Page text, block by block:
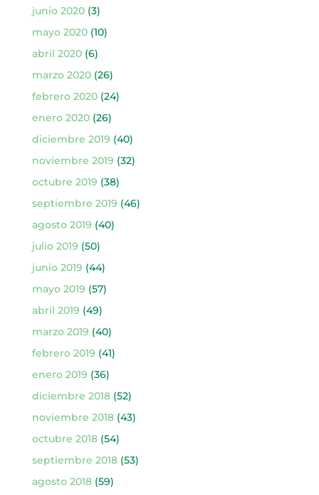
junio 2020(3)
mayo 2020(10)
abril 2020(6)
marzo 2020(26)
febrero 2020(24)
enero 2020(26)
diciembre 2019 (40)
noviembre 2019 (32)
octubre 2019 (38)
septiembre 2019 (46)
agosto 2019 (40)
julio 2019 (50)
junio 2019 (44)
mayo 2019 (57)
abril 2019 (49)
marzo 2019 (40)
febrero 2019 (41)
enero 2019 (36)
diciembre 2018(52)
noviembre 2018(43)
octubre 2018(54)
septiembre 2018(53)
agosto 2018(59)